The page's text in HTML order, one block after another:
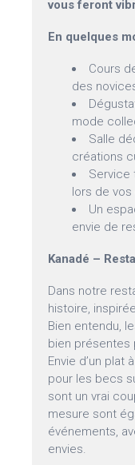
vous feront
En quelques
Cours
des
mode
Salle
créations
Service
lors de
Un
envie de
Kanadé –
Dans notre
histoire,
Bien entendu,
bien présentes
Envie d’un plat
pour les becs
sont un vrai
mesure sont
événements,
envies.